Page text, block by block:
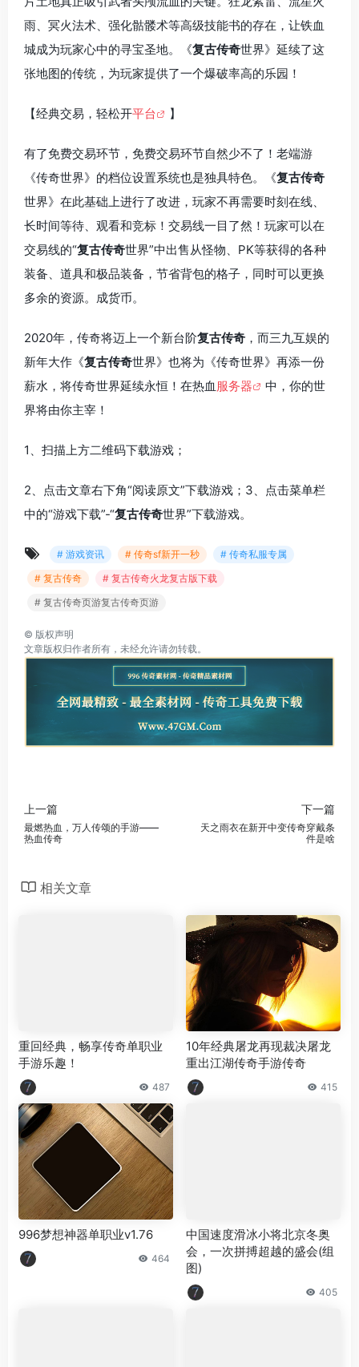
雨、冥火法术、强化骷髅术等高级技能书的存在，让铁血
城成为玩家心中的寻宝圣地。《复古传奇世界》延续了这
张地图的传统，为玩家提供了一个爆破率高的乐园！
【经典交易，轻松开平台 】
有了免费交易环节，免费交易环节自然少不了！老端游
《传奇世界》的档位设置系统也是独具特色。《复古传奇
世界》在此基础上进行了改进，玩家不再需要时刻在线、
长时间等待、观看和竞标！交易线一目了然！玩家可以在
交易线的“复古传奇世界”中出售从怪物、PK等获得的各种
装备、道具和极品装备，节省背包的格子，同时可以更换
多余的资源。成货币。
2020年，传奇将迈上一个新台阶复古传奇 ，而三九互娱的
新年大作《复古传奇世界》也将为《传奇世界》再添一份
薪水，将传奇世界延续永恒！在热血 服务器
中，你的世
界将由你主宰！
1、扫描上方二维码下载游戏；
2、点击文章右下角“阅读原文”下载游戏；3、点击菜单栏
中的“游戏下载”-“复古传奇世界”下载游戏。
# 游戏资讯 # 传奇sf新开一秒
# 传奇私服专属
# 复古传奇
# 复古传奇火龙复古版下载
# 复古传奇页游复古传奇页游
© 版权声明
文章版权归作者所有，未经允许请勿转载。
上一篇
最燃热血，万人传颂的手游——
热血传奇
下一篇
天之雨衣在新开中变传奇穿戴条
件是啥
相关文章
重回经典，畅享传奇单职业
手游乐趣！
487
10年经典屠龙再现裁决屠龙
重出江湖传奇手游传奇
415
996梦想神器单职业v1.76
464
中国速度滑冰小将北京冬奥
会，一次拼搏超越的盛会(组
图)
405